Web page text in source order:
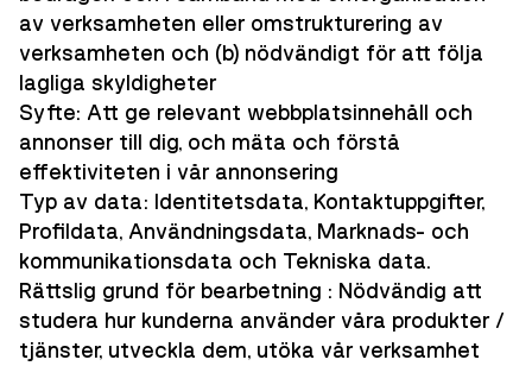
av verksamheten eller omstrukturering av
verksamheten och (b) nödvändigt för att följa
lagliga skyldigheter
Syfte: Att ge relevant webbplatsinnehåll och
annonser till dig, och mäta och förstå
effektiviteten i vår annonsering
Typ av data: Identitetsdata, Kontaktuppgifter,
Profildata, Användningsdata, Marknads- och
kommunikationsdata och Tekniska data.
Rättslig grund för bearbetning : Nödvändig att
studera hur kunderna använder våra produkter /
tjänster, utveckla dem, utöka vår verksamhet